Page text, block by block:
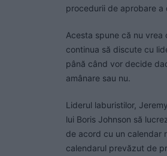
procedurii de aprobare a
Acesta spune că nu vrea
continua să discute cu
până când vor decide
amânare sau nu.
Liderul laburistilor,
lui Boris Johnson să
de acord cu un calendar
calendarul prevăzut de